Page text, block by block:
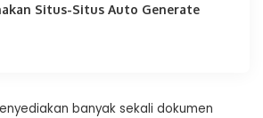
Situs-Situs Auto Generate
banyak sekali dokumen